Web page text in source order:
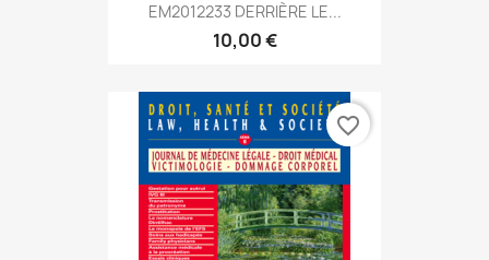
EM2012233 DERRIÈRE LE...
10,00 €
favorite_border